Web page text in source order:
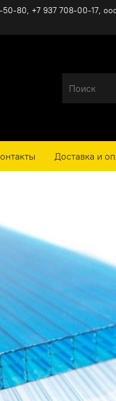
80, ‪+7 937 708-00-17,
Доставка и